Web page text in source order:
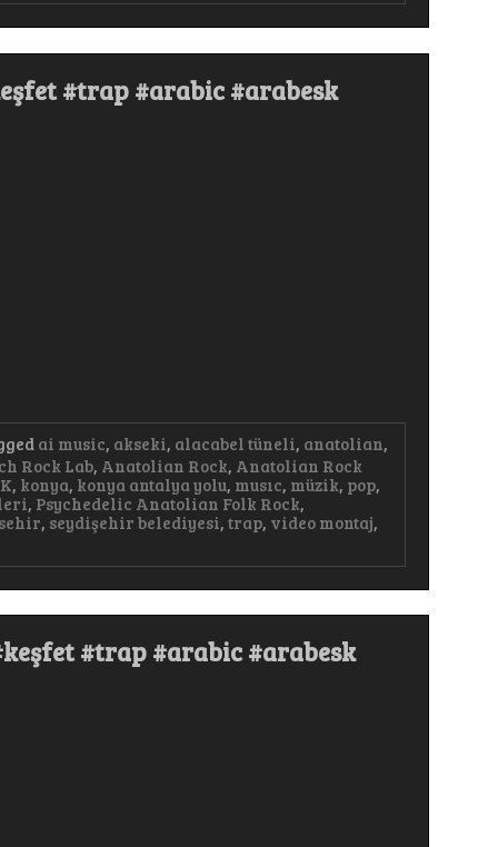
#trap #arabic #arabesk
ai music, akseki, alacabel tüneli, anatolian,
Rock Lab, Anatolian Rock, Anatolian Rock
, konya, konya antalya yolu, musıc, müzik, pop,
, Psychedelic Anatolian Folk Rock,
, seydişehir belediyesi, trap, video montaj,
#trap #arabic #arabesk